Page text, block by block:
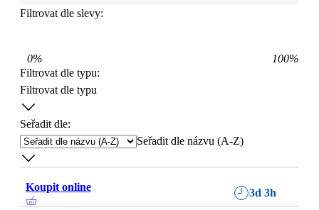
Filtrovat dle slevy:
0% 100%
Filtrovat dle typu:
Filtrovat dle typu
Seřadit dle:
Seřadit dle názvu (A-Z)
Koupit online 3d 3h